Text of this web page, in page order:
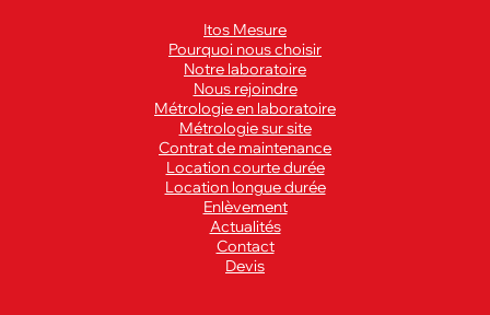
Itos Mesure
Pourquoi nous choisir
Notre laboratoire
Nous rejoindre
Métrologie en laboratoire
Métrologie sur site
Contrat de maintenance
Location courte durée
Location longue durée
Enlèvement
Actualités
Contact
Devis